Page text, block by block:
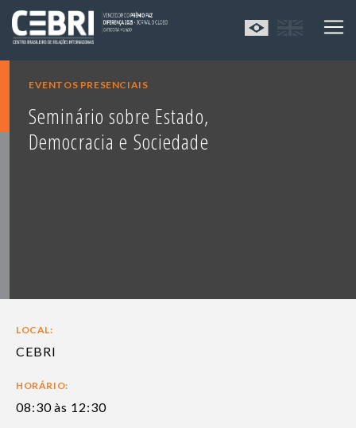
EVENTOS PRESENCIAIS
Seminário sobre Estado,
Democracia e Sociedade
LOCAL:
CEBRI
HORÁRIO:
08:30 às 12:30